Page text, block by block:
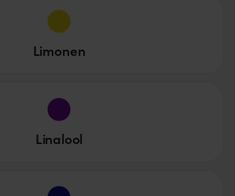
Limonen
Linalool